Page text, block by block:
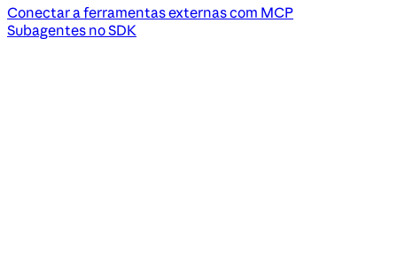
Conectar a ferramentas externas com MCP
Subagentes no SDK